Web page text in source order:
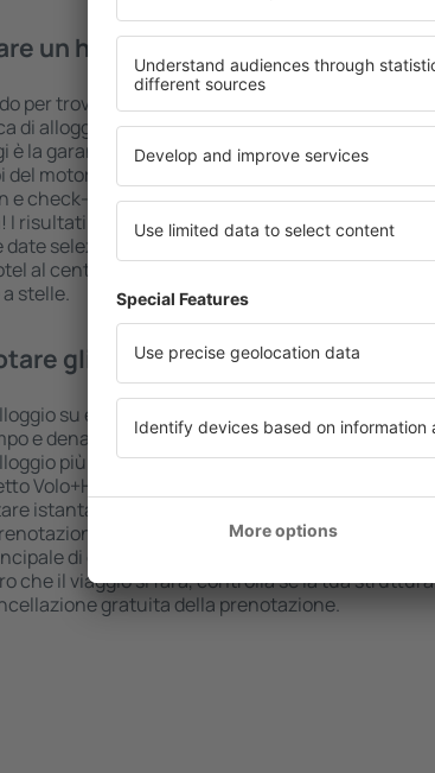
un hotel in Rifle?
per trovare un hotel in Rifle è utilizzare il
di alloggi eSky. Un ampio database con una
è la garanzia di trovare quello che stai cercando.
del motore di ricerca: seleziona il luogo, scegli la
e check-out, aggiungi il numero degli ospiti e le
I risultati della ricerca ti mostreranno gli alloggi
selezionate. Puoi facilmente controllare la
al centro città, le modalità di pagamento e la
stelle.
gli hotel in Rifle?
su eSkyTravel.it è una soluzione che ti farà
e denaro. Utilizza il motore di ricerca hotel in
più adatto alle tue esigenze. Molti hanno
Volo+Hotel, che consente di risparmiare
istantaneamente il volo e l’alloggio. Il motore
di hotel economici sono disponibili
di eSkyTravel.it alla voce "Pernottamenti".
che il viaggio si farà, controlla se la tua struttura
gratuita della prenotazione.